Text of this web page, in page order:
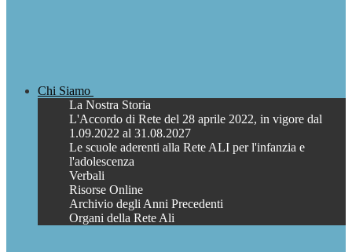
Chi Siamo
La Nostra Storia
L'Accordo di Rete del 28 aprile 2022, in vigore dal
1.09.2022 al 31.08.2027
Le scuole aderenti alla Rete ALI per l'infanzia e
l'adolescenza
Verbali
Risorse Online
Archivio degli Anni Precedenti
Organi della Rete Ali